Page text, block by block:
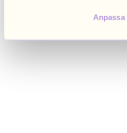
Anpassa